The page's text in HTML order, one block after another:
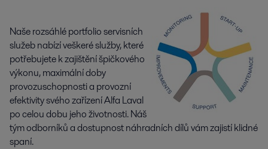
Naše rozsáhlé portfolio servisních
služeb nabízí veškeré služby, které
potřebujete k zajištění špičkového
výkonu, maximální doby
provozuschopnosti a provozní
efektivity svého zařízení Alfa Laval
po celou dobu jeho životnosti. Náš
tým odborníků a dostupnost náhradních dílů vám zajistí klidné
spaní.